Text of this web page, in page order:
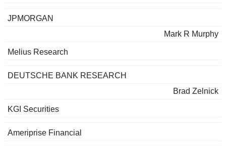
JPMORGAN
Mark R Murphy
Melius Research
DEUTSCHE BANK RESEARCH
Brad Zelnick
KGI Securities
Ameriprise Financial